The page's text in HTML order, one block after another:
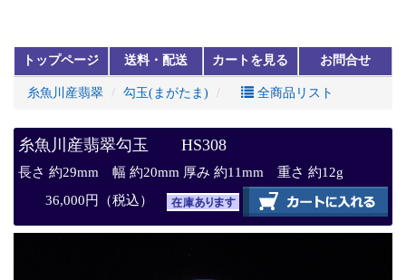
トップページ 送料・配送 カートを見る お問合せ
糸魚川産翡翠 勾玉(まがたま) 全商品リスト
糸魚川産翡翠勾玉 HS308
長さ 約29mm 幅 約20mm 厚み 約11mm 重さ 約12g
36,000円（税込）